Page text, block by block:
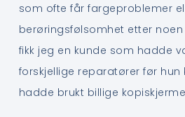
som ofte får fargeproblemer
berøringsfølsomhet etter
fikk jeg en kunde som hadde
forskjellige reparatører før hun
hadde brukt billige